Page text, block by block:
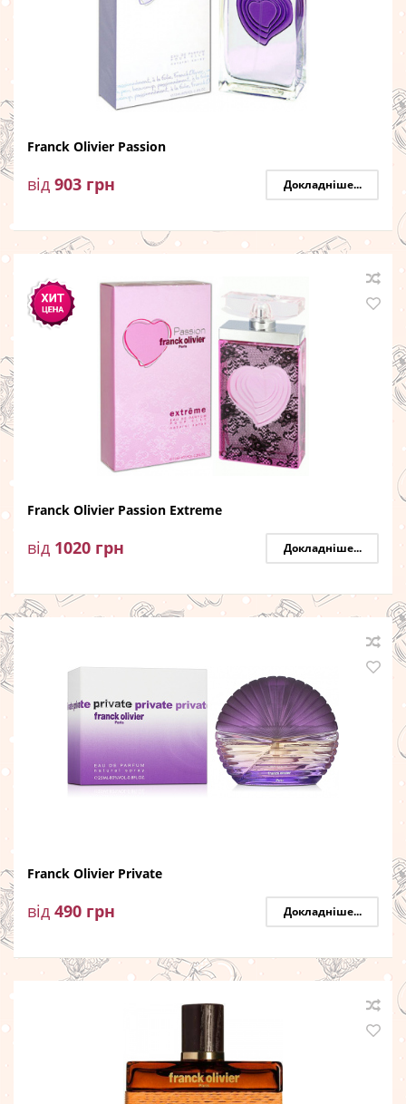
Franck Olivier Passion
від 903 грн Докладніше...
Franck Olivier Passion Extreme
від 1020 грн Докладніше...
Franck Olivier Private
від 490 грн Докладніше...